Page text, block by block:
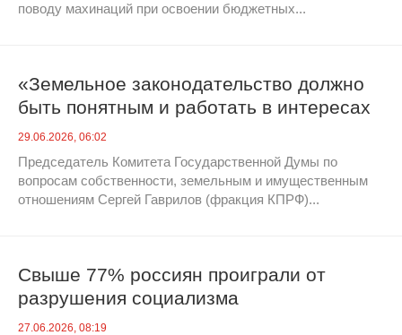
поводу махинаций при освоении бюджетных...
«Земельное законодательство должно
быть понятным и работать в интересах
людей», - уверены в КПРФ
29.06.2026, 06:02
Председатель Комитета Государственной Думы по
вопросам собственности, земельным и имущественным
отношениям Сергей Гаврилов (фракция КПРФ)...
Свыше 77% россиян проиграли от
разрушения социализма
27.06.2026, 08:19